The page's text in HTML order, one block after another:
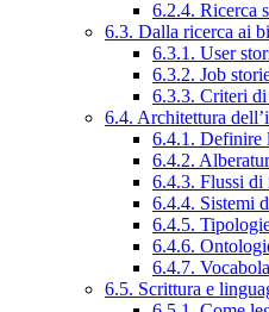
6.2.4. Ricerca
6.3. Dalla ricerca ai
6.3.1. User
6.3.2. Job
6.3.3. Criteri di
6.4. Architettura
6.4.1. Definire
6.4.2.
6.4.3. Flussi di
6.4.4. Sistemi
6.4.5.
6.4.6.
6.4.7.
6.5. Scrittura e